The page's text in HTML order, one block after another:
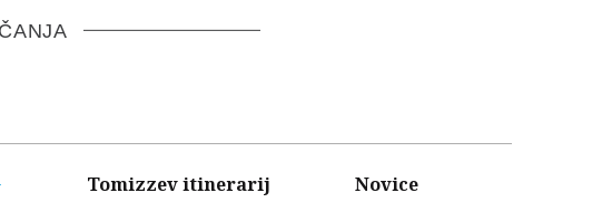
Tomizzev itinerarij Novice